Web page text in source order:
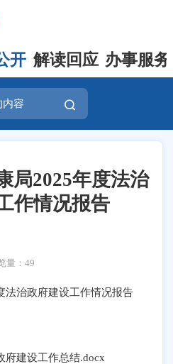
开 解读回应 办事服务
局2025年度法治
作情况报告
量：49
法治政府建设工作情况报告
府建设工作总结.docx